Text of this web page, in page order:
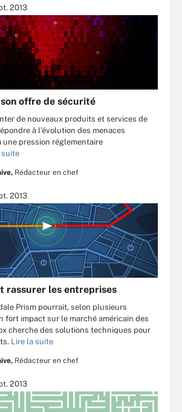
2013
offre de sécurité
de nouveaux produits et services de
à l’évolution des menaces
une pression réglementaire
suite
Rédacteur en chef
2013
rassurer les entreprises
Prism pourrait, selon plusieurs
fort impact sur le marché américain des
cherche des solutions techniques pour
Lire la suite
Rédacteur en chef
2013